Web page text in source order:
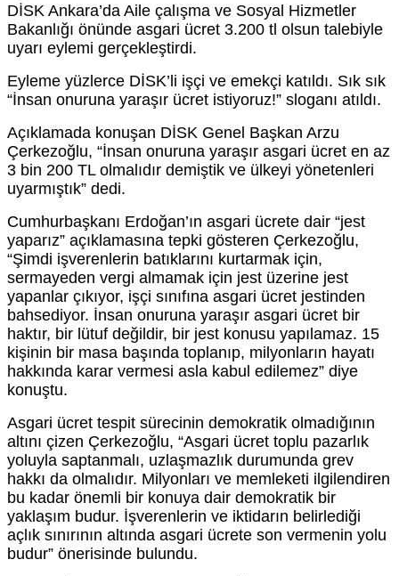
DİSK Ankara’da Aile çalışma ve Sosyal Hizmetler
Bakanlığı önünde asgari ücret 3.200 tl olsun talebiyle
uyarı eylemi gerçekleştirdi.
Eyleme yüzlerce DİSK’li işçi ve emekçi katıldı. Sık sık
“İnsan onuruna yaraşır ücret istiyoruz!” sloganı atıldı.
Açıklamada konuşan DİSK Genel Başkan Arzu
Çerkezoğlu, “İnsan onuruna yaraşır asgari ücret en az
3 bin 200 TL olmalıdır demiştik ve ülkeyi yönetenleri
uyarmıştık” dedi.
Cumhurbaşkanı Erdoğan’ın asgari ücrete dair “jest
yaparız” açıklamasına tepki gösteren Çerkezoğlu,
“Şimdi işverenlerin batıklarını kurtarmak için,
sermayeden vergi almamak için jest üzerine jest
yapanlar çıkıyor, işçi sınıfına asgari ücret jestinden
bahsediyor. İnsan onuruna yaraşır asgari ücret bir
haktır, bir lütuf değildir, bir jest konusu yapılamaz. 15
kişinin bir masa başında toplanıp, milyonların hayatı
hakkında karar vermesi asla kabul edilemez” diye
konuştu.
Asgari ücret tespit sürecinin demokratik olmadığının
altını çizen Çerkezoğlu, “Asgari ücret toplu pazarlık
yoluyla saptanmalı, uzlaşmazlık durumunda grev
hakkı da olmalıdır. Milyonları ve memleketi ilgilendiren
bu kadar önemli bir konuya dair demokratik bir
yaklaşım budur. İşverenlerin ve iktidarın belirlediği
açlık sınırının altında asgari ücrete son vermenin yolu
budur” önerisinde bulundu.